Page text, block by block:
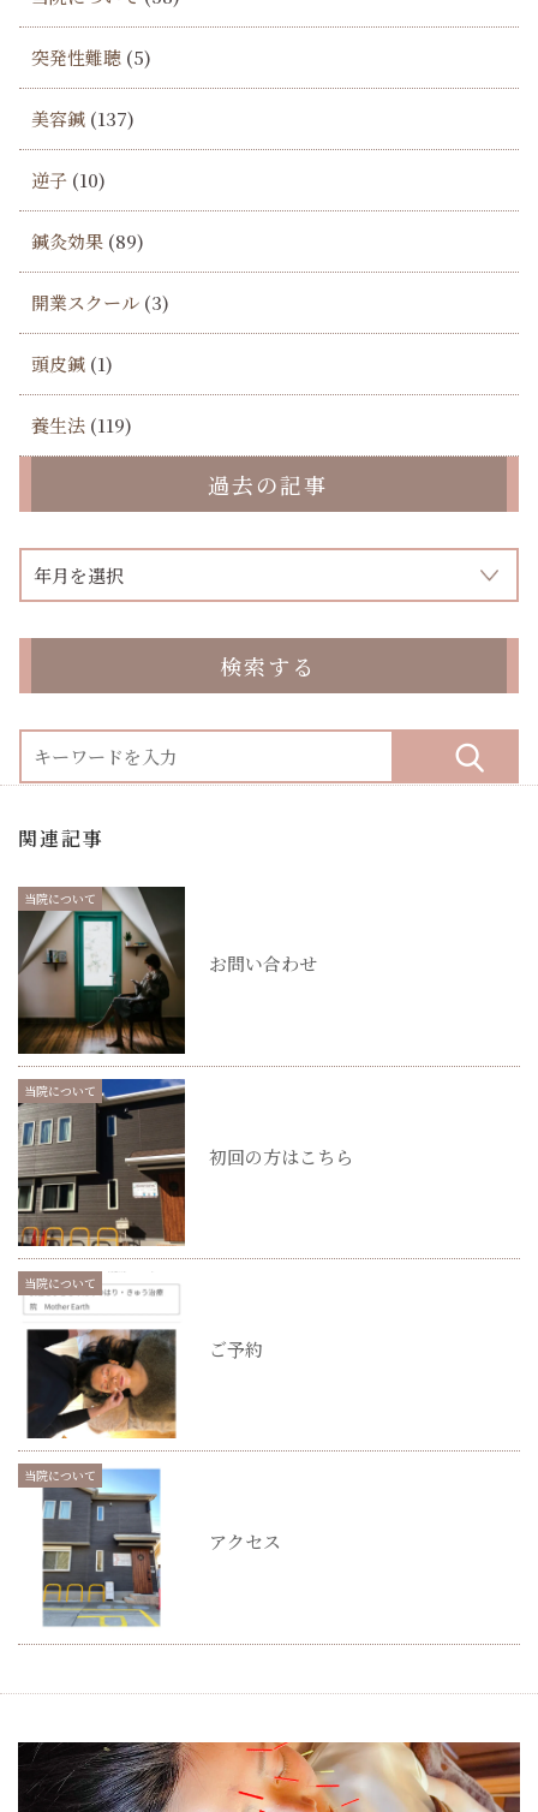
突発性難聴 (5)
美容鍼 (137)
逆子 (10)
鍼灸効果 (89)
開業スクール (3)
頭皮鍼 (1)
養生法 (119)
過去の記事
検索する
関連記事
当院について
お問い合わせ
当院について
初回の方はこちら
当院について
ご予約
当院について
アクセス